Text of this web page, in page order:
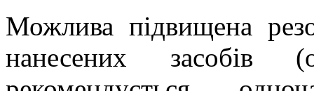
Можлива підвищена
нанесених засобів